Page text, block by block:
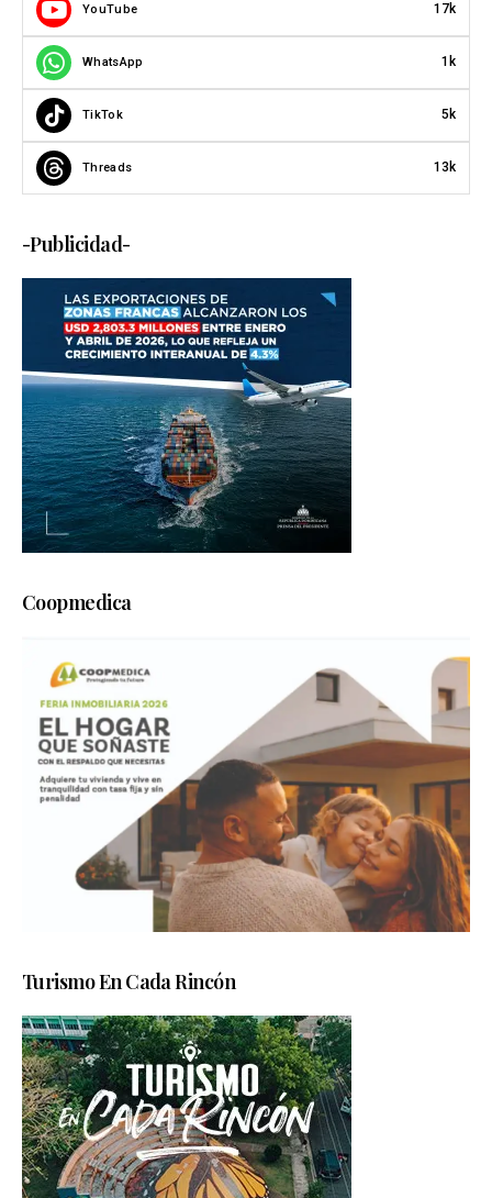
YouTube 17k
WhatsApp 1k
TikTok 5k
Threads 13k
-Publicidad-
Coopmedica
Turismo En Cada Rincón